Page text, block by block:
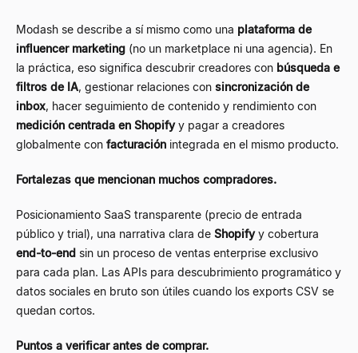
Modash se describe a sí mismo como una plataforma de
influencer marketing (no un marketplace ni una agencia). En
la práctica, eso significa descubrir creadores con búsqueda e
filtros de IA, gestionar relaciones con sincronización de
inbox, hacer seguimiento de contenido y rendimiento con
medición centrada en Shopifyy pagar a creadores
globalmente con facturación integrada en el mismo producto.
Fortalezas que mencionan muchos compradores.
Posicionamiento SaaS transparente (precio de entrada
público y trial), una narrativa clara de Shopifyy cobertura
end-to-end sin un proceso de ventas enterprise exclusivo
para cada plan. Las APIs para descubrimiento programático y
datos sociales en bruto son útiles cuando los exports CSV se
quedan cortos.
Puntos a verificar antes de comprar.